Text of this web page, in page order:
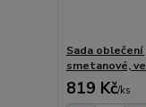
Sada oblečení
smetanové,
819 Kč/ks